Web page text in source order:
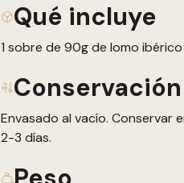
Qué incluye
1 sobre de 90g de lomo
Conservación
Envasado al vacío. Conservar
2-3 días.